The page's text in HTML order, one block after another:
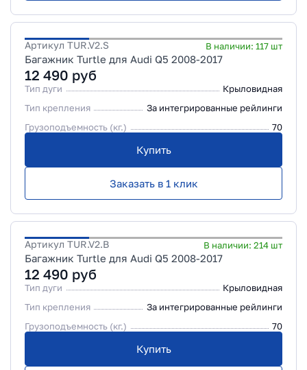
Артикул TUR.V2.S В наличии: 117 шт
Багажник Turtle для Audi Q5 2008-2017
12 490 руб
Тип дуги
Крыловидная
Тип крепления
За интегрированные рейлинги
Грузоподъемность (кг.)
70
Купить
Заказать в 1 клик
Артикул TUR.V2.B В наличии: 214 шт
Багажник Turtle для Audi Q5 2008-2017
12 490 руб
Тип дуги
Крыловидная
Тип крепления
За интегрированные рейлинги
Грузоподъемность (кг.)
70
Купить